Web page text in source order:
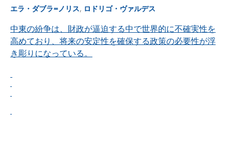
エラ・ダブラ=ノリス, ロドリゴ・ヴァルデス
中東の紛争は、財政が逼迫する中で世界的に不確実性を
高めており、将来の安定性を確保する政策の必要性が浮
き彫りになっている。